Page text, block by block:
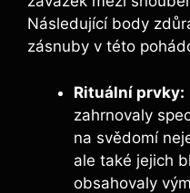
Následující body
zásnuby v této
Rituální prvky:
zahrnovaly
na svědomí
ale také jejich
obsahovaly